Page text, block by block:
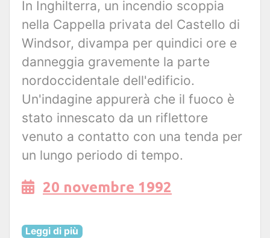
In Inghilterra, un incendio scoppia
nella Cappella privata del Castello di
Windsor, divampa per quindici ore e
danneggia gravemente la parte
nordoccidentale dell'edificio.
Un'indagine appurerà che il fuoco è
stato innescato da un riflettore
venuto a contatto con una tenda per
un lungo periodo di tempo.
20 novembre 1992
Leggi di più